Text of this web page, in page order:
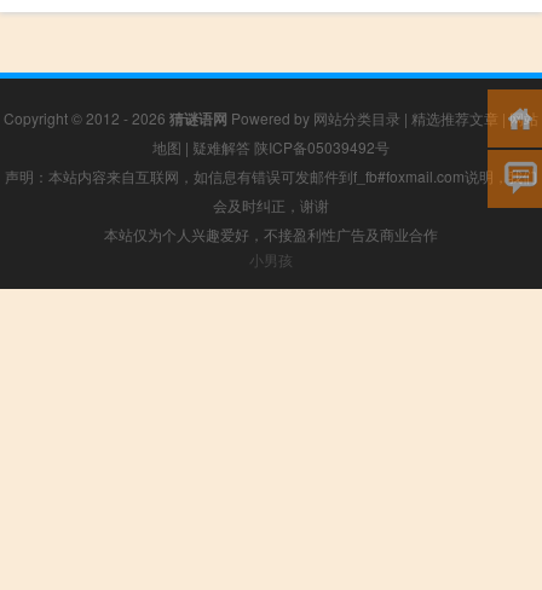
Copyright © 2012 - 2026 猜谜语网 Powered by 网站分类目录 | 精选推荐文章 |网站
地图 | 疑难解答 陕ICP备05039492号
声明：本站内容来自互联网，如信息有错误可发邮件到f_fb#foxmail.com说明，我们
会及时纠正，谢谢
本站仅为个人兴趣爱好，不接盈利性广告及商业合作
小男孩